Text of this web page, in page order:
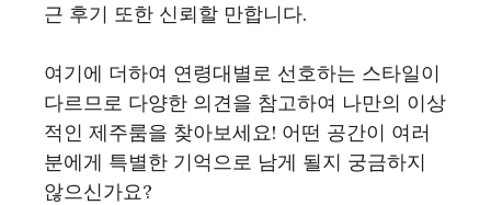
근 후기 또한 신뢰할 만합니다.
여기에 더하여 연령대별로 선호하는 스타일이
다르므로 다양한 의견을 참고하여 나만의 이상
적인 제주룸을 찾아보세요! 어떤 공간이 여러
분에게 특별한 기억으로 남게 될지 궁금하지
않으신가요?